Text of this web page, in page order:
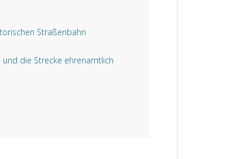
Straßenbahn
die Strecke ehrenamtlich